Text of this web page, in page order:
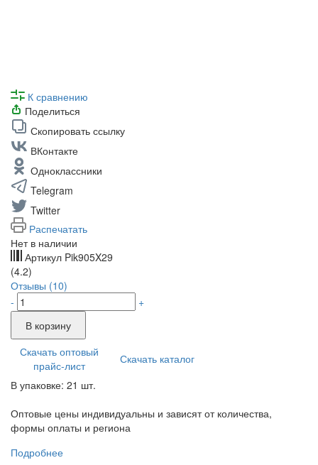
К сравнению
Поделиться
Скопировать ссылку
ВКонтакте
Одноклассники
Telegram
Twitter
Распечатать
Нет в наличии
Артикул Pik905X29
(4.2)
Отзывы (10)
-
+
В корзину
Скачать оптовый
прайс-лист
Скачать каталог
В упаковке: 21 шт.
Оптовые цены индивидуальны и зависят от количества,
формы оплаты и региона
Подробнее